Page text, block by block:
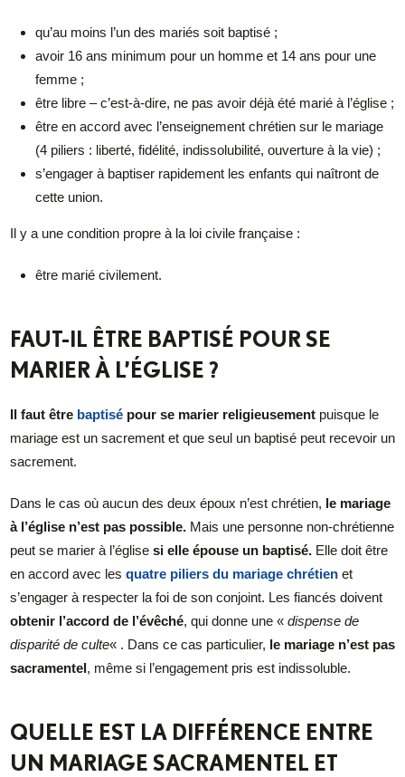
qu’au moins l’un des mariés soit baptisé ;
avoir 16 ans minimum pour un homme et 14 ans pour une
femme ;
être libre – c’est-à-dire, ne pas avoir déjà été marié à l’église ;
être en accord avec l’enseignement chrétien sur le mariage
(4 piliers : liberté, fidélité, indissolubilité, ouverture à la vie) ;
s’engager à baptiser rapidement les enfants qui naîtront de
cette union.
Il y a une condition propre à la loi civile française :
être marié civilement.
FAUT-IL ÊTRE BAPTISÉ POUR SE
MARIER À L’ÉGLISE ?
Il faut être baptisépour se marier religieusementpuisque le
mariage est un sacrement et que seul un baptisé peut recevoir un
sacrement.
Dans le cas où aucun des deux époux n’est chrétien, le mariage
à l’église n’est pas possible.Mais une personne non-chrétienne
peut se marier à l’église si elle épouse un baptisé.Elle doit être
en accord avec les quatre piliers du mariage chrétienet
s’engager à respecter la foi de son conjoint. Les fiancés doivent
obtenir l’accord de l’évêché, qui donne une « dispense de
disparité de culte« . Dans ce cas particulier, le mariage n’est pas
sacramentel, même si l’engagement pris est indissoluble.
QUELLE EST LA DIFFÉRENCE ENTRE
UN MARIAGE SACRAMENTEL ET